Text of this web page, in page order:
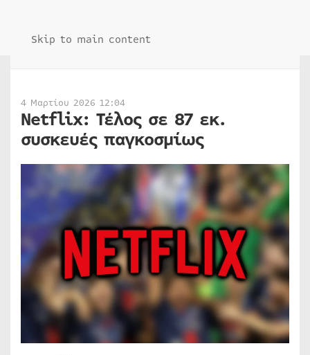
Skip to main content
4 Μαρτίου 2026 12:04
Netflix: Τέλος σε 87 εκ.
συσκευές παγκοσμίως